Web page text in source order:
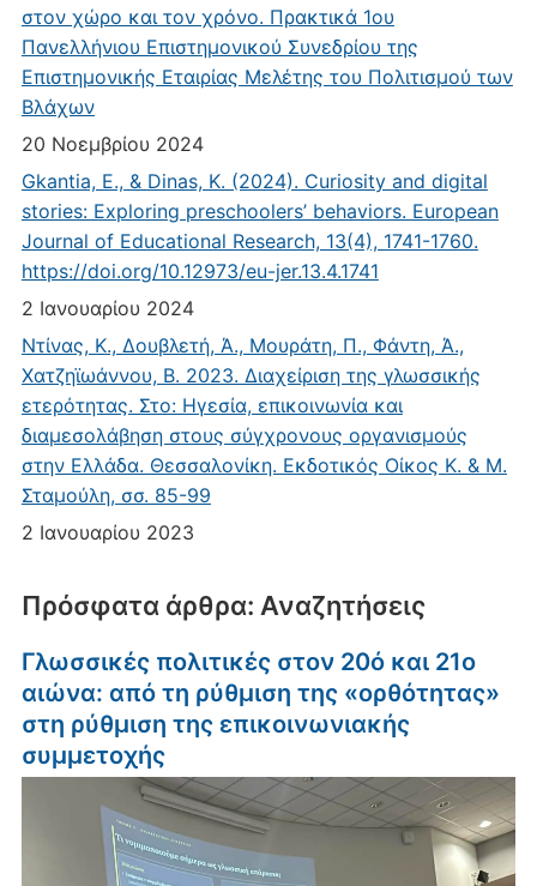
στον χώρο και τον χρόνο. Πρακτικά 1ου
Πανελλήνιου Επιστημονικού Συνεδρίου της
Επιστημονικής Εταιρίας Μελέτης του Πολιτισμού των
Βλάχων
20 Νοεμβρίου 2024
Gkantia, E., & Dinas, K. (2024). Curiosity and digital
stories: Exploring preschoolers’ behaviors. European
Journal of Educational Research, 13(4), 1741-1760.
https://doi.org/10.12973/eu-jer.13.4.1741
2 Ιανουαρίου 2024
Ντίνας, Κ., Δουβλετή, Ά., Μουράτη, Π., Φάντη, Ά.,
Χατζηϊωάννου, Β. 2023. Διαχείριση της γλωσσικής
ετερότητας. Στο: Ηγεσία, επικοινωνία και
διαμεσολάβηση στους σύγχρονους οργανισμούς
στην Ελλάδα. Θεσσαλονίκη. Εκδοτικός Οίκος Κ. & Μ.
Σταμούλη, σσ. 85-99
2 Ιανουαρίου 2023
Πρόσφατα άρθρα: Αναζητήσεις
Γλωσσικές πολιτικές στον 20ό και 21ο
αιώνα: από τη ρύθμιση της «ορθότητας»
στη ρύθμιση της επικοινωνιακής
συμμετοχής